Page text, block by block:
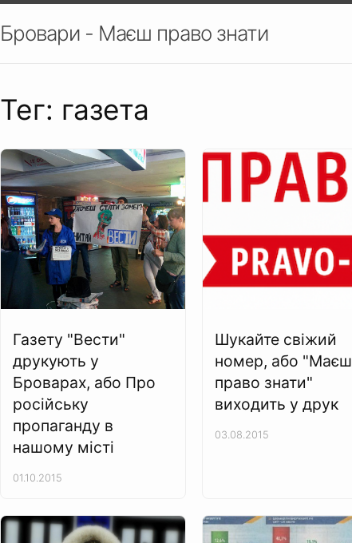
Бровари - Маєш право знати
Тег: газета
Газету "Вести"
друкують у
Броварах, або Про
російську
пропаганду в
нашому місті
01.10.2015
Шукайте свіжий
номер, або "Маєш
право знати"
виходить у друк
03.08.2015